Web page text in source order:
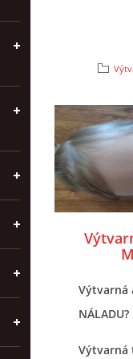
Výtvarná
NÁLADU?
Výtvarná